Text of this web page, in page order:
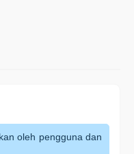
oleh pengguna dan